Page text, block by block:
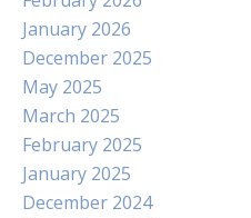
January 2026
December 2025
May 2025
March 2025
February 2025
January 2025
December 2024